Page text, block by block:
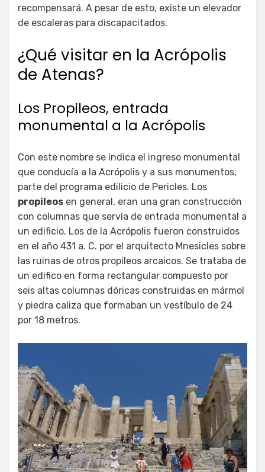
recompensará. A pesar de esto, existe un elevador
de escaleras para discapacitados.
¿Qué visitar en la Acrópolis
de Atenas?
Los Propileos, entrada
monumental a la Acrópolis
Con este nombre se indica el ingreso monumental
que conducía a la Acrópolis y a sus monumentos,
parte del programa edilicio de Pericles. Los
propileos en general, eran una gran construcción
con columnas que servía de entrada monumental a
un edificio. Los de la Acrópolis fueron construidos
en el año 431 a. C. por el arquitecto Mnesicles sobre
las ruinas de otros propileos arcaicos. Se trataba de
un edifico en forma rectangular compuesto por
seis altas columnas dóricas construidas en mármol
y piedra caliza que formaban un vestíbulo de 24
por 18 metros.